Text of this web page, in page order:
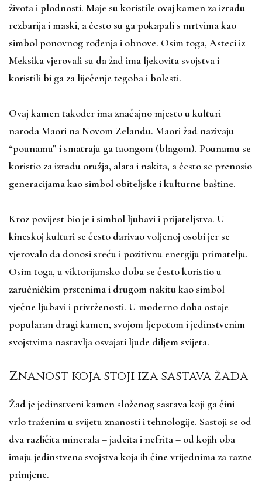
života i plodnosti. Maje su koristile ovaj kamen za izradu
rezbarija i maski, a često su ga pokapali s mrtvima kao
simbol ponovnog rođenja i obnove. Osim toga, Asteci iz
Meksika vjerovali su da žad ima ljekovita svojstva i
koristili bi ga za liječenje tegoba i bolesti.
Ovaj kamen također ima značajno mjesto u kulturi
naroda Maori na Novom Zelandu. Maori žad nazivaju
“pounamu” i smatraju ga taongom (blagom). Pounamu se
koristio za izradu oružja, alata i nakita, a često se prenosio
generacijama kao simbol obiteljske i kulturne baštine.
Kroz povijest bio je i simbol ljubavi i prijateljstva. U
kineskoj kulturi se često darivao voljenoj osobi jer se
vjerovalo da donosi sreću i pozitivnu energiju primatelju.
Osim toga, u viktorijansko doba se često koristio u
zaručničkim prstenima i drugom nakitu kao simbol
vječne ljubavi i privrženosti. U moderno doba ostaje
popularan dragi kamen, svojom ljepotom i jedinstvenim
svojstvima nastavlja osvajati ljude diljem svijeta.
Znanost koja stoji iza sastava žada
Žad je jedinstveni kamen složenog sastava koji ga čini
vrlo traženim u svijetu znanosti i tehnologije. Sastoji se od
dva različita minerala – jadeita i nefrita – od kojih oba
imaju jedinstvena svojstva koja ih čine vrijednima za razne
primjene.